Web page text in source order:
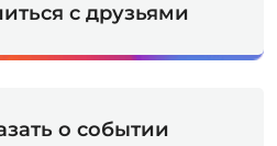
с друзьями
о событии